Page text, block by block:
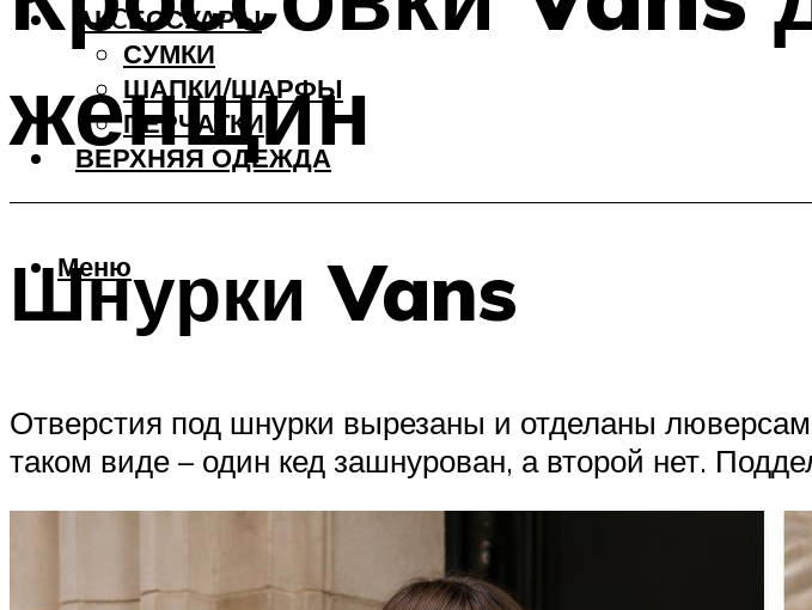
АКCЕССУАРЫ
СУМКИ
ШАПКИ/ШАРФЫ
ПЕРЧАТКИ
ВЕРХНЯЯ ОДЕЖДА
Меню
женщин
Шнурки Vans
Отверстия под шнурки вырезаны и отделаны
таком виде – один кед зашнурован, а второй нет.